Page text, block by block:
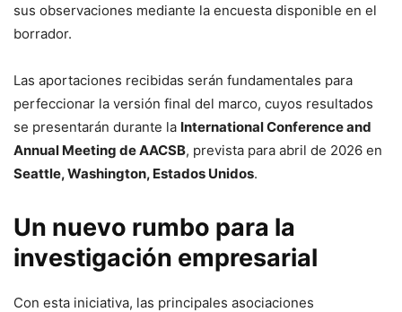
sus observaciones mediante la encuesta disponible en el
borrador.
Las aportaciones recibidas serán fundamentales para
perfeccionar la versión final del marco, cuyos resultados
se presentarán durante la International Conference and
Annual Meeting de AACSB, prevista para abril de 2026 en
Seattle, Washington, Estados Unidos.
Un nuevo rumbo para la
investigación empresarial
Con esta iniciativa, las principales asociaciones